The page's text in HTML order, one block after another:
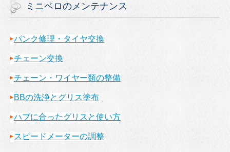
ミニベロのメンテナンス
パンク修理・タイヤ交換
チェーン交換
チェーン・ワイヤー類の整備
BBの洗浄とグリス塗布
ハブに合ったグリスと使い方
スピードメーターの調整